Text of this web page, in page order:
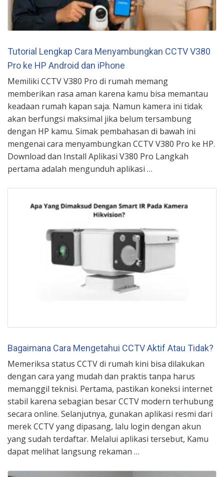
Tutorial Lengkap Cara Menyambungkan CCTV V380
Pro ke HP Android dan iPhone
Memiliki CCTV V380 Pro di rumah memang
memberikan rasa aman karena kamu bisa memantau
keadaan rumah kapan saja. Namun kamera ini tidak
akan berfungsi maksimal jika belum tersambung
dengan HP kamu. Simak pembahasan di bawah ini
mengenai cara menyambungkan CCTV V380 Pro ke HP.
Download dan Install Aplikasi V380 Pro Langkah
pertama adalah mengunduh aplikasi …
Bagaimana Cara Mengetahui CCTV Aktif Atau Tidak?
Memeriksa status CCTV di rumah kini bisa dilakukan
dengan cara yang mudah dan praktis tanpa harus
memanggil teknisi. Pertama, pastikan koneksi internet
stabil karena sebagian besar CCTV modern terhubung
secara online. Selanjutnya, gunakan aplikasi resmi dari
merek CCTV yang dipasang, lalu login dengan akun
yang sudah terdaftar. Melalui aplikasi tersebut, Kamu
dapat melihat langsung rekaman …